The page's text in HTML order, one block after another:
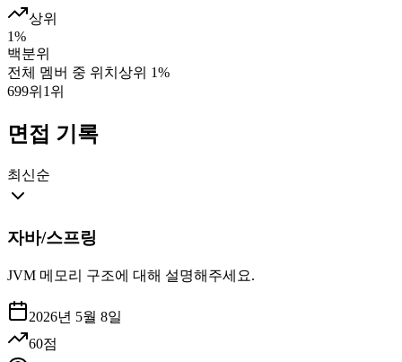
상위
1%
백분위
전체 멤버 중 위치 상위 1%
699위 1위
면접 기록
최신순
자바/스프링
JVM 메모리 구조에 대해 설명해주세요.
2026년 5월 8일
60점